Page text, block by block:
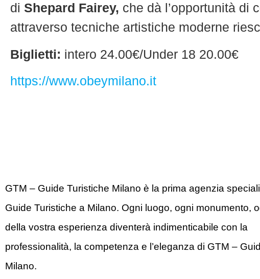
di Shepard Fairey, che dà l’opportunità di
attraverso tecniche artistiche moderne
Biglietti: intero 24.00€/Under 18 20.00€
https://www.obeymilano.it
GTM – Guide Turistiche Milano è la prima agenzia
Guide Turistiche a Milano. Ogni luogo, ogni monumento,
della vostra esperienza diventerà indimenticabile con la
professionalità, la competenza e l’eleganza di GTM –
Milano.